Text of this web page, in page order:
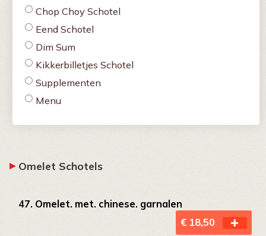
Chop Choy Schotel
Eend Schotel
Dim Sum
Kikkerbilletjes Schotel
Supplementen
Menu
Omelet Schotels
47. Omelet. met. chinese. garnalen
€ 18,50